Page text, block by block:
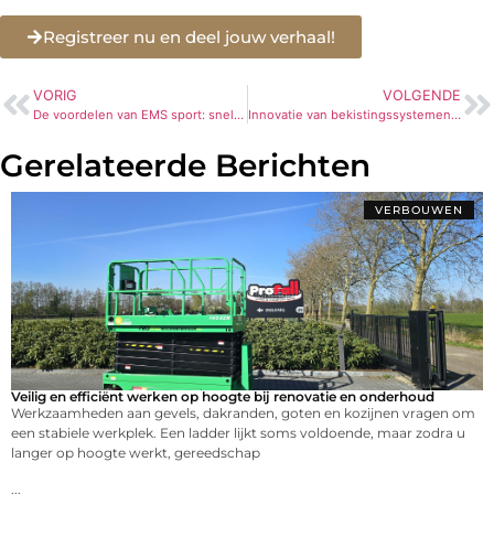
Registreer nu en deel jouw verhaal!
VORIG
De voordelen van EMS sport: snelle resultaten en doelgerichte training met SYMBIONT
VOLGENDE
Innovatie van bekistingssystemen: een slimme keuze voor uw projecten
Gerelateerde Berichten
VERBOUWEN
Veilig en efficiënt werken op hoogte bij renovatie en onderhoud
Werkzaamheden aan gevels, dakranden, goten en kozijnen vragen om
een stabiele werkplek. Een ladder lijkt soms voldoende, maar zodra u
langer op hoogte werkt, gereedschap